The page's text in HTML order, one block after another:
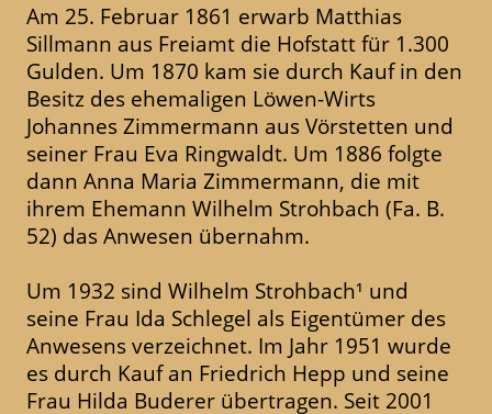
Am 25. Februar 1861 erwarb Matthias
Sillmann aus Freiamt die Hofstatt für 1.300
Gulden. Um 1870 kam sie durch Kauf in den
Besitz des ehemaligen Löwen-Wirts
Johannes Zimmermann aus Vörstetten und
seiner Frau Eva Ringwaldt. Um 1886 folgte
dann Anna Maria Zimmermann, die mit
ihrem Ehemann Wilhelm Strohbach (Fa. B.
52) das Anwesen übernahm.
Um 1932 sind Wilhelm Strohbach¹ und
seine Frau Ida Schlegel als Eigentümer des
Anwesens verzeichnet. Im Jahr 1951 wurde
es durch Kauf an Friedrich Hepp und seine
Frau Hilda Buderer übertragen. Seit 2001